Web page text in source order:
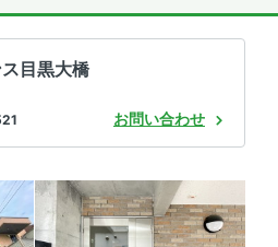
目黒大橋
お問い合わせ